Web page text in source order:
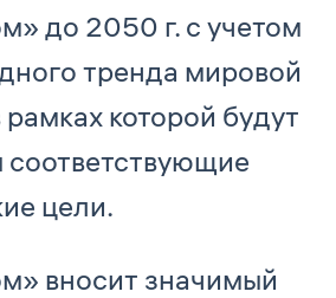
до 2050 г. с учетом
тренда мировой
которой будут
соответствующие
цели.
вносит значимый